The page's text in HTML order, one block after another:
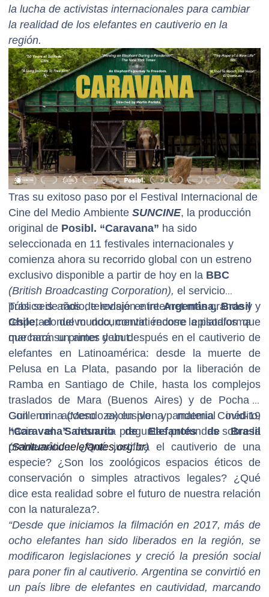
la lucha de activistas internacionales para cambiar
la realidad de los elefantes en cautiverio en la
región.
Tras su exitoso paso por el Festival Internacional de
Cine del Medio Ambiente SUNCINE, la producción
original de Posibl. “Caravana” ha sido
seleccionada en 11 festivales internacionales y
comienza ahora su recorrido global con un estreno
exclusivo disponible a partir de hoy en la BBC
(British Broadcasting Corporation), el servicio
público de radio, televisión e internet más grande y
respetado del mundo, convirtiéndose la plataforma
que hará su primer debut.
Tras seis años de rodaje entreArgentina, Brasil y
Chile, el nuevo documental recorre episodios que
marcaron un antes y un después en el cautiverio de
elefantes en Latinoamérica: desde la muerte de
Pelusa en La Plata, pasando por la liberación de
Ramba en Santiago de Chile, hasta los complejos
traslados de Mara (Buenos Aires) y de Pocha y
Guillermina (Mendoza) en plena pandemia Covid-19
hacia elSantuario de Elefantes de Brasil
(Santuariodeelefantes.org.br)
Con un acceso exclusivo y material inédito,
“Caravana”desnuda preguntas profundas sobre la
problemática: ¿Qué justifica el cautiverio de una
especie? ¿Son los zoológicos espacios éticos de
conservación o simples atractivos legales? ¿Qué
dice esta realidad sobre el futuro de nuestra relación
con la naturaleza?.
“Desde que iniciamos la filmación en 2017, más de
ocho elefantes han sido liberados en la región, se
modificaron legislaciones y creció la presión social
para poner fin al cautiverio. Argentina se convirtió en
un país libre de elefantes en cautividad, marcando